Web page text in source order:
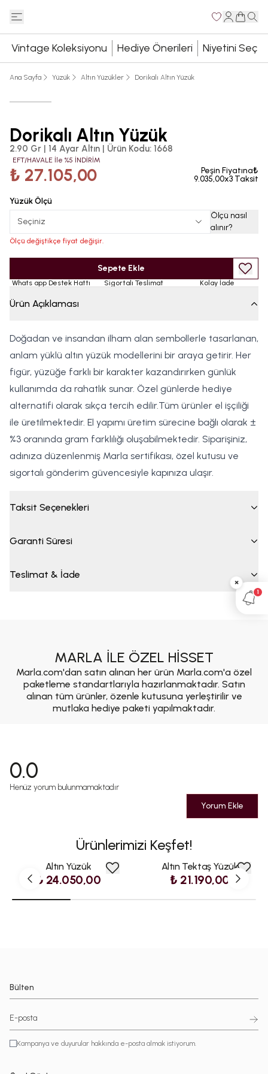
Vintage Koleksiyonu Hediye Önerileri Niyetini Seç
Ana Sayfa Yüzük Altın Yüzükler Dorikalı Altın Yüzük
Dorikalı Altın Yüzük
2.90 Gr | 14 Ayar Altın | Ürün Kodu: 1668
EFT/HAVALE İle %5 İNDİRİM
₺ 27.105,00
Peşin Fiyatına₺
9.035,00x3 Taksit
Yüzük Ölçü
Seçiniz
Ölçü nasıl
alınır?
Ölçü değiştikçe fiyat değişir.
Sepete Ekle
Whats app Destek Hattı Sigortalı Teslimat Kolay İade
Ürün Açıklaması
Doğadan ve insandan ilham alan sembollerle tasarlanan,
anlam yüklü altın yüzük modellerini bir araya getirir. Her
figür, yüzüğe farklı bir karakter kazandırırken günlük
kullanımda da rahatlık sunar. Özel günlerde hediye
alternatifi olarak sıkça tercih edilir.Tüm ürünler el işçiliği
ile üretilmektedir. El yapımı üretim sürecine bağlı olarak ±
%3 oranında gram farklılığı oluşabilmektedir. Siparişiniz,
adınıza düzenlenmiş Marla sertifikası, özel kutusu ve
sigortalı gönderim güvencesiyle kapınıza ulaşır.
Taksit Seçenekleri
Garanti Süresi
Teslimat & İade
MARLA İLE ÖZEL HİSSET
Marla.com'dan satın alınan her ürün Marla.com'a özel
paketleme standartlarıyla hazırlanmaktadır. Satın
alınan tüm ürünler, özenle kutusuna yerleştirilir ve
mutlaka hediye paketi yapılmaktadır.
0.0
Henüz yorum bulunmamaktadır
Yorum Ekle
Ürünlerimizi Keşfet!
Altın Yüzük
₺ 24.050,00
Altın Tektaş Yüzük
₺ 21.190,00
Bülten
Kampanya ve duyurular hakkında e-posta almak istiyorum.
×
1